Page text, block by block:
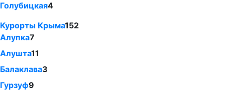
Голубицкая4
Курорты Крыма152
Алупка7
Алушта11
Балаклава3
Гурзуф9